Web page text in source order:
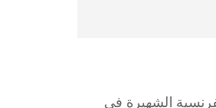
الشهيرة في